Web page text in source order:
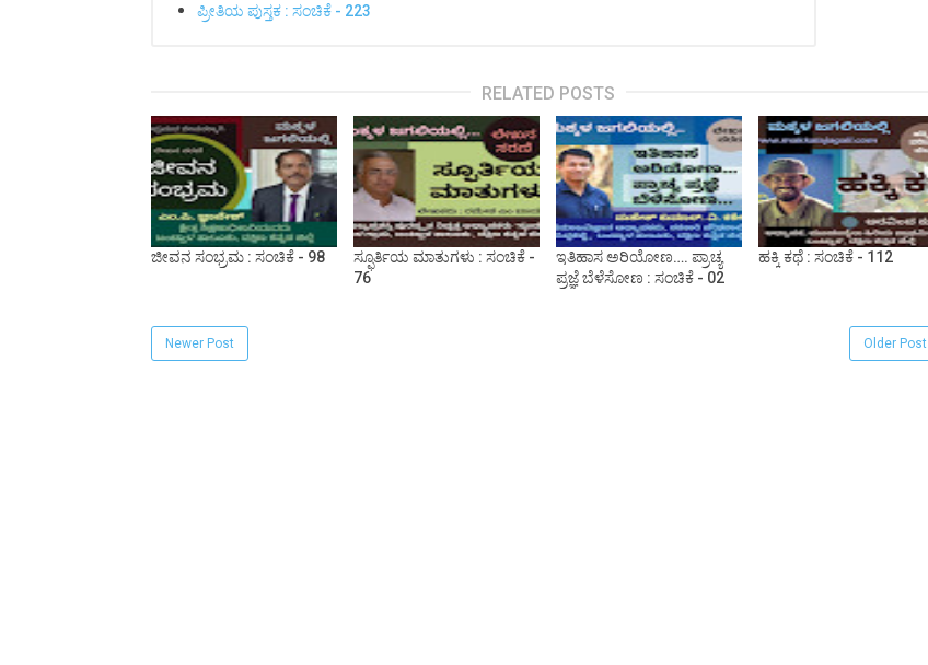
ಪ್ರೀತಿಯ ಪುಸ್ತಕ : ಸಂಚಿಕೆ - 223
RELATED POSTS
ಜೀವನ ಸಂಭ್ರಮ : ಸಂಚಿಕೆ - 98
ಸ್ಫೂರ್ತಿಯ ಮಾತುಗಳು : ಸಂಚಿಕೆ -
76
ಇತಿಹಾಸ ಅರಿಯೋಣ…. ಪ್ರಾಚ್ಯ
ಪ್ರಜ್ಞೆ ಬೆಳೆಸೋಣ : ಸಂಚಿಕೆ - 02
ಹಕ್ಕಿ ಕಥೆ : ಸಂಚಿಕೆ - 112
Newer Post Older Post